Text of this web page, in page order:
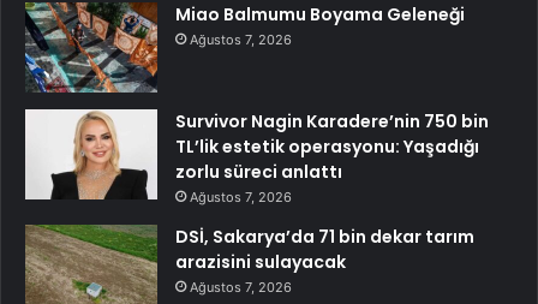
Miao Balmumu Boyama Geleneği
Ağustos 7, 2026
Survivor Nagin Karadere’nin 750 bin
TL’lik estetik operasyonu: Yaşadığı
zorlu süreci anlattı
Ağustos 7, 2026
DSİ, Sakarya’da 71 bin dekar tarım
arazisini sulayacak
Ağustos 7, 2026